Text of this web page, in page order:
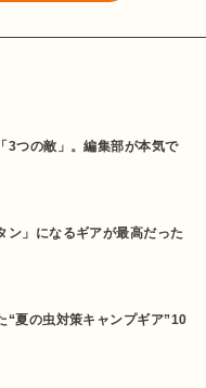
3つの敵」。編集部が本気で
ン」になるギアが最高だった
“夏の虫対策キャンプギア”10